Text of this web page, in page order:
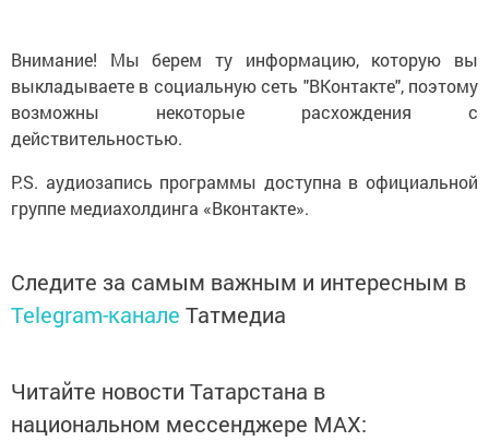
Внимание! Мы берем ту информацию, которую вы
выкладываете в социальную сеть "ВКонтакте", поэтому
возможны некоторые расхождения с
действительностью.
P.S. аудиозапись программы доступна в официальной
группе медиахолдинга «Вконтакте».
Следите за самым важным и интересным в
Telegram-канале Татмедиа
Читайте новости Татарстана в
национальном мессенджере MАХ: